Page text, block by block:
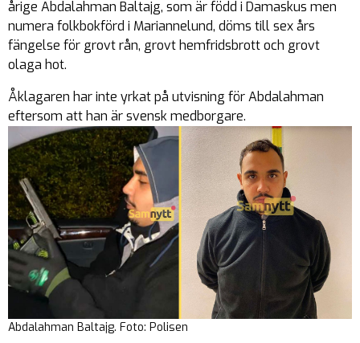
årige Abdalahman Baltajg, som är född i Damaskus men
numera folkbokförd i Mariannelund, döms till sex års
fängelse för grovt rån, grovt hemfridsbrott och grovt
olaga hot.
Åklagaren har inte yrkat på utvisning för Abdalahman
eftersom att han är svensk medborgare.
Abdalahman Baltajg. Foto: Polisen